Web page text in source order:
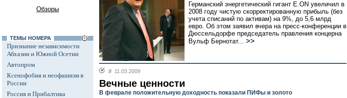
Обзоры
ТЕМЫ НОМЕРА
Признание независимости
Абхазии и Южной Осетии
Автопром
Ксенофобия и неофашизм в
России
Россия и Прибалтика
Германский энергетический гигант E.ON увеличил в
2008 году чистую скорректированную прибыль (без
учета списаний по активам) на 9%, до 5,6 млрд
евро. Об этом заявил вчера на пресс-конференции в
Дюссельдорфе председатель правления концерна
Вульф Бернотат... >>
// 11.03.2009
Вечные ценности
В феврале положительную доходность показали ПИФы и золото